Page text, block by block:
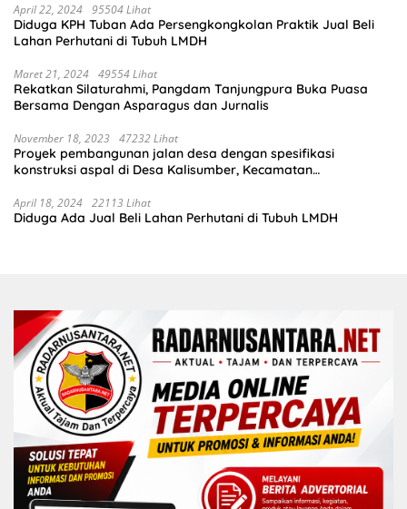
April 22, 2024 95504 Lihat
Diduga KPH Tuban Ada Persengkongkolan Praktik Jual Beli
Lahan Perhutani di Tubuh LMDH
Maret 21, 2024 49554 Lihat
Rekatkan Silaturahmi, Pangdam Tanjungpura Buka Puasa
Bersama Dengan Asparagus dan Jurnalis
November 18, 2023 47232 Lihat
Proyek pembangunan jalan desa dengan spesifikasi
konstruksi aspal di Desa Kalisumber, Kecamatan
sudah selesai di tahun 2023
April 18, 2024 22113 Lihat
Diduga Ada Jual Beli Lahan Perhutani di Tubuh LMDH